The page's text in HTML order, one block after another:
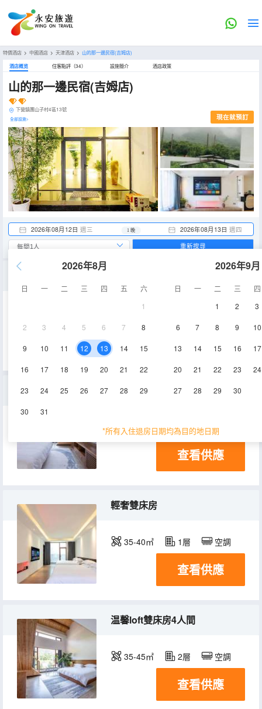
特價酒店 > 中國酒店 > 天津酒店 > 山的那一邊民宿(吉姆店)
酒店概览 住客點評（34） 設施簡介 酒店政策
山的那一邊民宿(吉姆店)
下營鎮團山子村4區13號
全部設施> 現在就預訂
2026年08月12日 週三 2026年08月13日 週四
1 晚
2026年8月
日 一 二 三 四 五
六
1
2 3 4 5 6 7 8
9 10 11 12 13 14 15
16 17 18 19 20 21 22
23 24 25 26 27 28 29
30 31
2026年9月
日 一 二 三
四
1
2 3
6 7 8 9 10
13 14 15 16 17
20 21 22 23 24
27 28 29 30
*所有入住退房日期均為目的地日期
重新搜尋
25-30㎡ 空調
豪華loft雙床房5人間
35-45㎡ 2層 空調
查看供應
輕奢雙床房
35-40㎡ 1層 空調
查看供應
温馨loft雙床房4人間
35-45㎡ 2層 空調
查看供應